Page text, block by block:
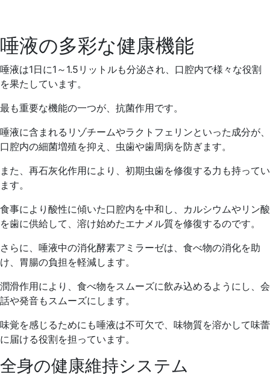
唾液の多彩な健康機能
唾液は1日に1～1.5リットルも分泌され、口腔内で様々な役割
を果たしています。
最も重要な機能の一つが、抗菌作用です。
唾液に含まれるリゾチームやラクトフェリンといった成分が、
口腔内の細菌増殖を抑え、虫歯や歯周病を防ぎます。
また、再石灰化作用により、初期虫歯を修復する力も持ってい
ます。
食事により酸性に傾いた口腔内を中和し、カルシウムやリン酸
を歯に供給して、溶け始めたエナメル質を修復するのです。
さらに、唾液中の消化酵素アミラーゼは、食べ物の消化を助
け、胃腸の負担を軽減します。
潤滑作用により、食べ物をスムーズに飲み込めるようにし、会
話や発音もスムーズにします。
味覚を感じるためにも唾液は不可欠で、味物質を溶かして味蕾
に届ける役割を担っています。
全身の健康維持システム